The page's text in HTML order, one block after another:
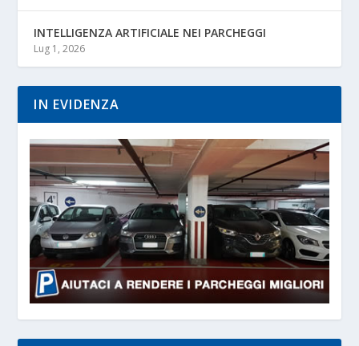
INTELLIGENZA ARTIFICIALE NEI PARCHEGGI
Lug 1, 2026
IN EVIDENZA